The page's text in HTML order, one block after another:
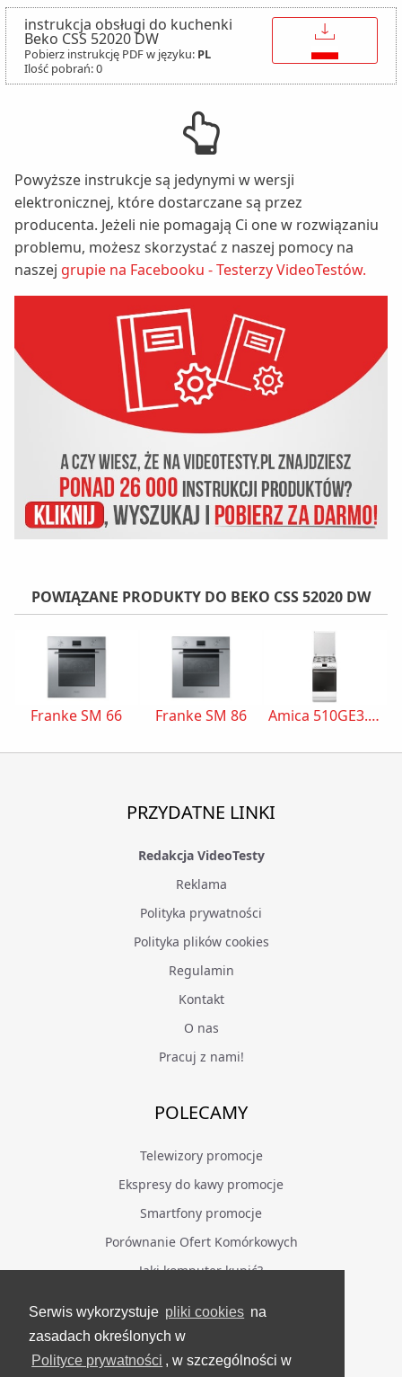
Serwis wykorzystuje pliki cookies na
zasadach określonych w
Polityce prywatności , w szczególności w
instrukcja obsługi do kuchenki
Beko CSS 52020 DW
Pobierz instrukcję PDF w języku: PL
Ilość pobrań: 0
↓
Powyższe instrukcje są jedynymi w wersji
elektronicznej, które dostarczane są przez
producenta. Jeżeli nie pomagają Ci one w rozwiązaniu
problemu, możesz skorzystać z naszej pomocy na
naszej grupie na Facebooku - Testerzy VideoTestów.
POWIĄZANE PRODUKTY DO BEKO CSS 52020 DW
Franke SM 66 Franke SM 86 Amica 510GE3.43ZpTaDNAQ(W)
PRZYDATNE LINKI
Redakcja VideoTesty
Reklama
Polityka prywatności
Polityka plików cookies
Regulamin
Kontakt
O nas
Pracuj z nami!
POLECAMY
Telewizory promocje
Ekspresy do kawy promocje
Smartfony promocje
Porównanie Ofert Komórkowych
Jaki komputer kupić?
BĄDŹ NA BIEŻĄCO
Facebook